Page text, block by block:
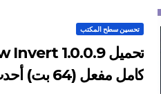
تحسين سطح المكتب
كامل مفعل (64 بت) أحدث [2025]